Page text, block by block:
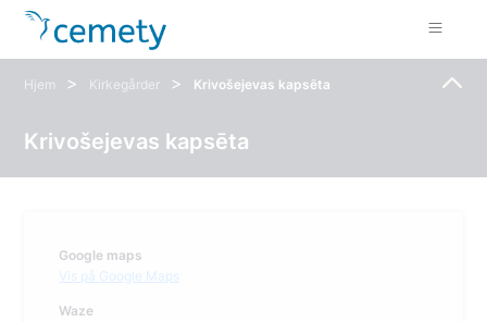
Hjem > Kirkegårder > Krivošejevas kapsēta
Krivošejevas kapsēta
Google maps
Vis på Google Maps
Waze